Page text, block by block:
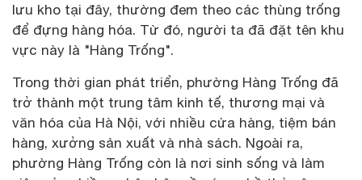
lưu kho tại đây, thường đem theo các thùng trống
để đựng hàng hóa. Từ đó, người ta đã đặt tên khu
vực này là "Hàng Trống".
Trong thời gian phát triển, phường Hàng Trống đã
trở thành một trung tâm kinh tế, thương mại và
văn hóa của Hà Nội, với nhiều cửa hàng, tiệm bán
hàng, xưởng sản xuất và nhà sách. Ngoài ra,
phường Hàng Trống còn là nơi sinh sống và làm